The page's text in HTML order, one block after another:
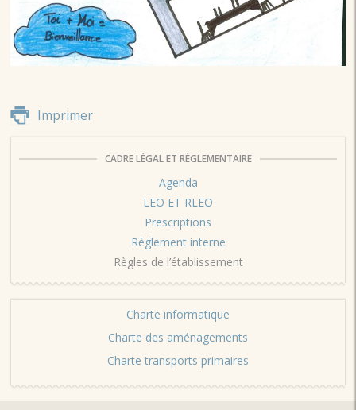
Imprimer
CADRE LÉGAL ET RÉGLEMENTAIRE
Agenda
LEO ET RLEO
Prescriptions
Règlement interne
Règles de l’établissement
Charte informatique
Charte des aménagements
Charte transports primaires